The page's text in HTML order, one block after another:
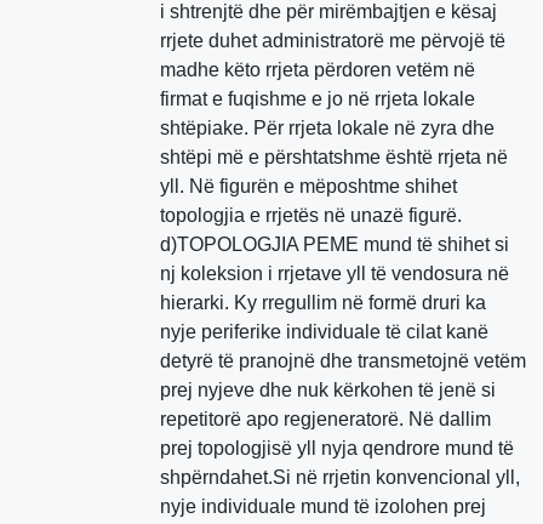
i shtrenjtë dhe për mirëmbajtjen e kësaj
rrjete duhet administratorë me përvojë të
madhe këto rrjeta përdoren vetëm në
firmat e fuqishme e jo në rrjeta lokale
shtëpiake. Për rrjeta lokale në zyra dhe
shtëpi më e përshtatshme është rrjeta në
yll. Në figurën e mëposhtme shihet
topologjia e rrjetës në unazë figurë.
d)TOPOLOGJIA PEME mund të shihet si
nj koleksion i rrjetave yll të vendosura në
hierarki. Ky rregullim në formë druri ka
nyje periferike individuale të cilat kanë
detyrë të pranojnë dhe transmetojnë vetëm
prej nyjeve dhe nuk kërkohen të jenë si
repetitorë apo regjeneratorë. Në dallim
prej topologjisë yll nyja qendrore mund të
shpërndahet.Si në rrjetin konvencional yll,
nyje individuale mund të izolohen prej